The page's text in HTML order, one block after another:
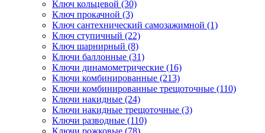
Ключ кольцевой (30)
Ключ прокачной (3)
Ключ сантехнический самозажимной (1)
Ключ ступичный (22)
Ключ шарнирный (8)
Ключи баллонные (31)
Ключи динамометрические (16)
Ключи комбинированные (213)
Ключи комбинированные трещоточные (110)
Ключи накидные (24)
Ключи накидные трещоточные (3)
Ключи разводные (110)
Ключи рожковые (78)